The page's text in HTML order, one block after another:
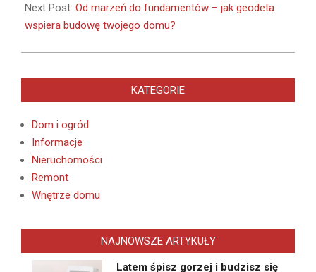
Next Post: Od marzeń do fundamentów – jak geodeta
wspiera budowę twojego domu?
KATEGORIE
Dom i ogród
Informacje
Nieruchomości
Remont
Wnętrze domu
NAJNOWSZE ARTYKUŁY
Latem śpisz gorzej i budzisz się